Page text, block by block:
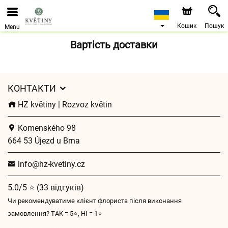
Ми приймаємо замовлення через наш інтернет-
магазин. Найближча можлива дата доставки —
10.08.2026 у зв’язку з відпусткою.
Menu Кошик Пошук
Вартість доставки
КОНТАКТИ
HZ květiny | Rozvoz květin
Komenského 98
664 53 Újezd u Brna
info@hz-kvetiny.cz
5.0/5 ⭐ (33 відгуків)
Чи рекомендуватиме клієнт флориста після виконання
замовлення? ТАК = 5⭐, НІ = 1⭐